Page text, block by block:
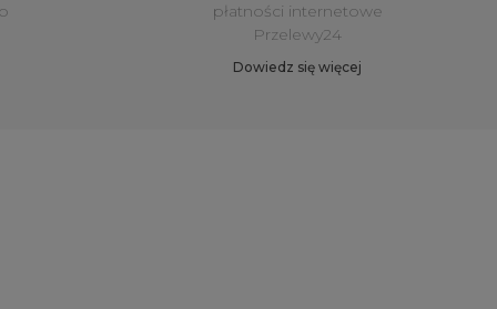
płatności internetowe
Przelewy24
Dowiedz się więcej